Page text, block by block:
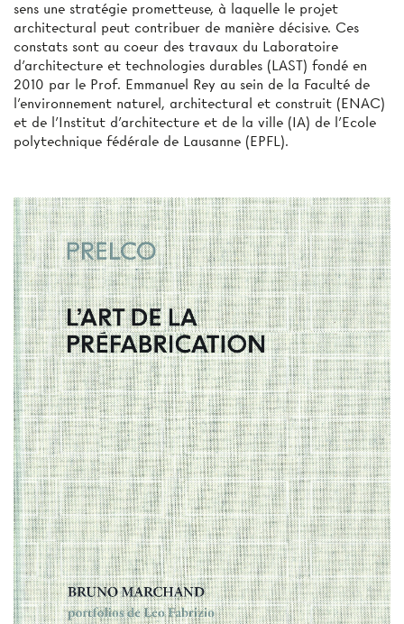
sens une stratégie prometteuse, à laquelle le projet
architectural peut contribuer de manière décisive. Ces
constats sont au coeur des travaux du Laboratoire
d’architecture et technologies durables (LAST) fondé en
2010 par le Prof. Emmanuel Rey au sein de la Faculté de
l’environnement naturel, architectural et construit (ENAC)
et de l’Institut d’architecture et de la ville (IA) de l’Ecole
polytechnique fédérale de Lausanne (EPFL).